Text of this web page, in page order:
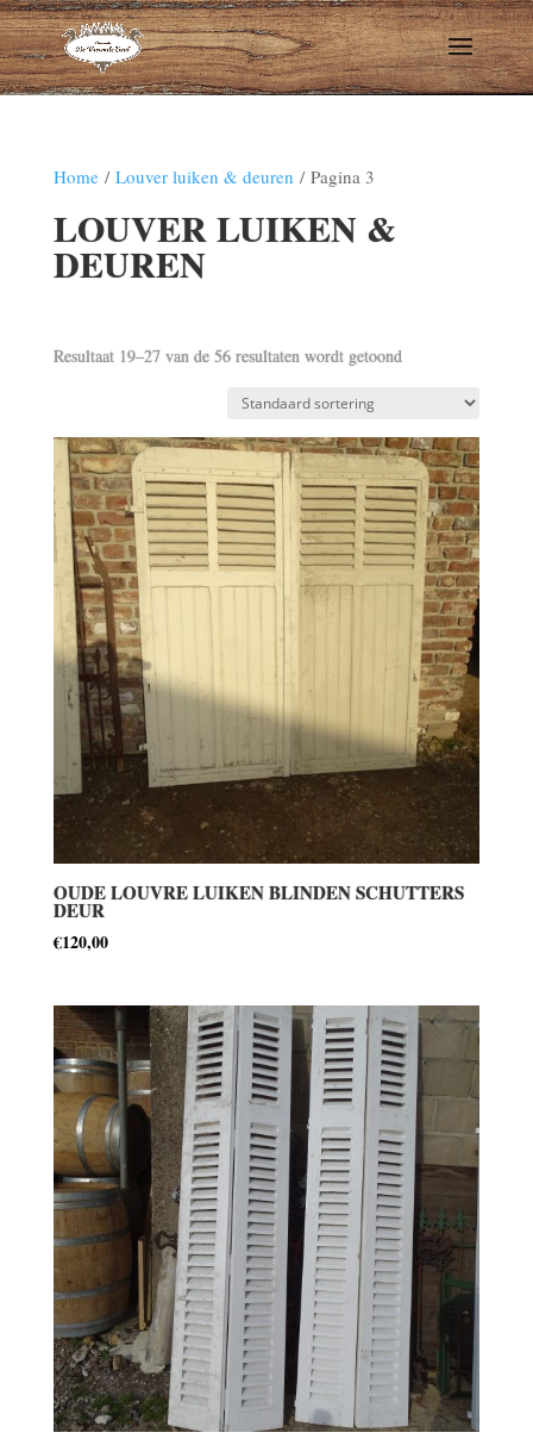
Home/ Louver luiken & deuren / Pagina 3
LOUVER LUIKEN &
DEUREN
Resultaat 19–27 van de 56 resultaten wordt getoond
OUDE LOUVRE LUIKEN BLINDEN SCHUTTERS
DEUR
€120,00